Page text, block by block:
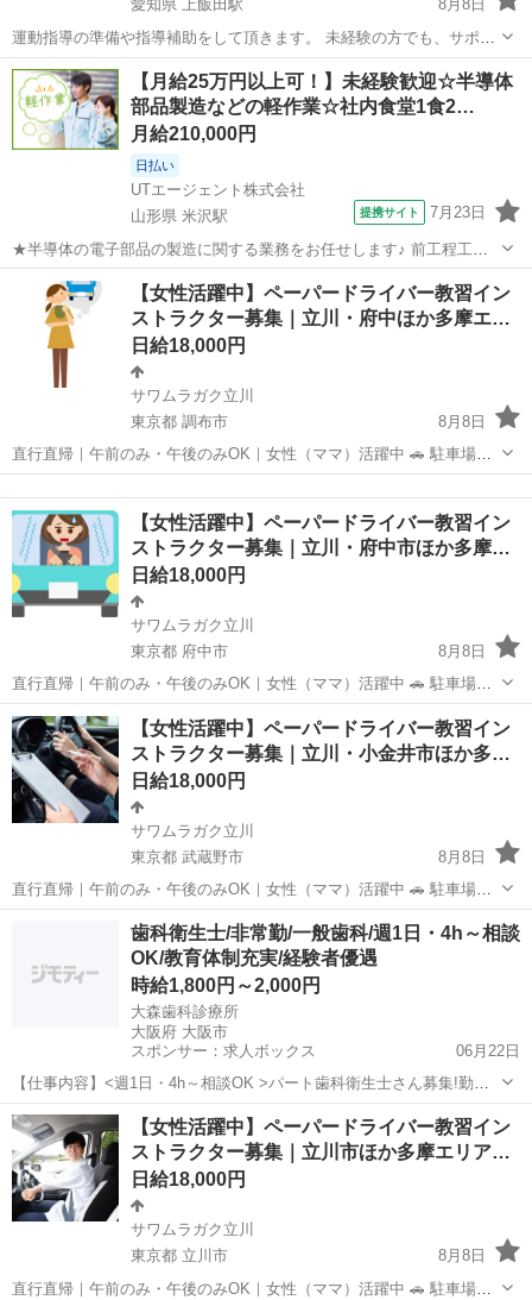
愛知県 上飯田駅
8月8日
運動指導の準備や指導補助をして頂きます。 未経験の方でも、サポー
ト業務からスタートし、実務経験を積んでいきますので心配いりませ
ん。 ・元気で明るい方！ ・子供好きな方！ ・スポーツが好きな方！
・スポーツ教室経...
愛知 名古屋市 上飯田駅 インストラクター
オープニング
【月給25万円以上可！】未経験歓迎☆半導体
部品製造などの軽作業☆社内食堂1食2…
月給210,000円
日払い
UTエージェント株式会社
山形県 米沢駅
提携サイト 7月23日
★半導体の電子部品の製造に関する業務をお任せします♪ 前工程工場
で生産されたウェハー（ICチップ素材）を 1個1個チップに切り分けた
後 ICチップをパッケージに収納する以降の工程をお願いします♪ ＜具
体的には…＞ ◆組立...
山形 米沢市 米沢駅 その他
【女性活躍中】ペーパードライバー教習イン
ストラクター募集｜立川・府中ほか多摩エ…
日給18,000円
サワムラガク立川
東京都 調布市
8月8日
直行直帰｜午前のみ・午後のみOK｜女性（ママ）活躍中 🚗 駐車場で
眠っている「車」と あなたの運転経験を、安心と収入に変えません
か？ 「運転が怖い」「自信がない」 そんな不安を抱える方に寄り添
い、 “できな...
【女性活躍中】ペーパードライバー教習イン
ストラクター募集｜立川・府中市ほか多摩…
日給18,000円
サワムラガク立川
東京都 府中市
8月8日
直行直帰｜午前のみ・午後のみOK｜女性（ママ）活躍中 🚗 駐車場で
眠っている「車」と あなたの運転経験を、安心と収入に変えません
か？ 「運転が怖い」「自信がない」 そんな不安を抱える方に寄り添
い、 “できな...
東京 府中市 インストラクター ペーパードライバー
【女性活躍中】ペーパードライバー教習イン
ストラクター募集｜立川・小金井市ほか多…
日給18,000円
サワムラガク立川
東京都 武蔵野市
8月8日
直行直帰｜午前のみ・午後のみOK｜女性（ママ）活躍中 🚗 駐車場で
眠っている「車」と あなたの運転経験を、安心と収入に変えません
い、 “できな...
武蔵野市 インストラクター ペーパードライバー
歯科衛生士/非常勤/一般歯科/週1日・4h～相談
OK/教育体制充実/経験者優遇
時給1,800円～2,000円
大森歯科診療所
大阪府 大阪市
スポンサー：求人ボックス
06月22日
【仕事内容】<週1日・4h～相談OK >パート歯科衛生士さん募集!勤務
時間や日数はご相談頂けます <教育体制充実/経験者優遇 > 大阪市都島
区にある「大森歯科診療所」にて、パートの歯科衛生士さんを募集し
ております 訪問歯科も行われ...
アルバイト・パート
【女性活躍中】ペーパードライバー教習イン
ストラクター募集｜立川市ほか多摩エリア…
日給18,000円
サワムラガク立川
東京都 立川市
8月8日
直行直帰｜午前のみ・午後のみOK｜女性（ママ）活躍中 🚗 駐車場で